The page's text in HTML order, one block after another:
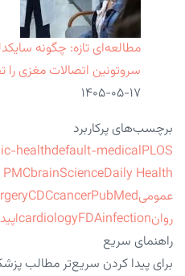
مطالعه‌ای تازه: چگونه
سروتونین اتصالات مغزی را
۱۴۰۵-۰۵-۱۷
برچسب‌های پرکاربرد
healthdefault-medicalPLOS
brainScienceDaily Health
عمومی
CDCcancerPubMed
روان
cardiologyFDAinfection
راهنمای سریع
برای پیدا کردن سریع‌تر مطالب